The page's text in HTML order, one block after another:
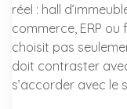
réel : hall
commerce, ERP
choisit pas
doit contraster
s’accorder avec le